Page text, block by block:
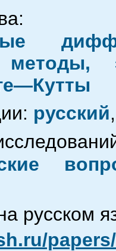
методы,
русский,
русском